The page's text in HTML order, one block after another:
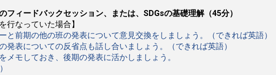
フィードバックセッション、または、SDGsの基礎理解（45分）
行なっていた場合】
と前期の他の班の発表について意見交換をしましょう。（できれば英語）
発表についての反省点も話し合いましょう。（できれば英語）
メモしておき、後期の発表に活かしましょう。